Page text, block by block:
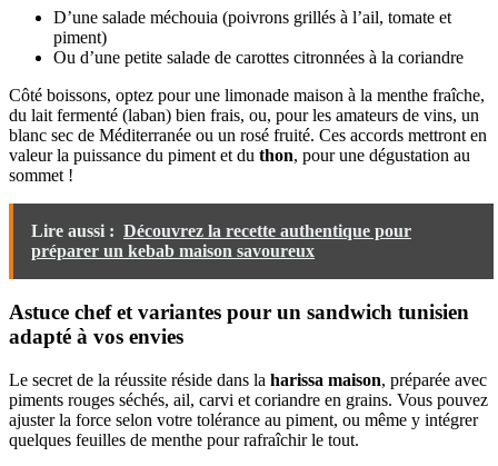
D’une salade méchouia (poivrons grillés à l’ail, tomate et
piment)
Ou d’une petite salade de carottes citronnées à la coriandre
Côté boissons, optez pour une limonade maison à la menthe fraîche,
du lait fermenté (laban) bien frais, ou, pour les amateurs de vins, un
blanc sec de Méditerranée ou un rosé fruité. Ces accords mettront en
valeur la puissance du piment et du thon, pour une dégustation au
sommet !
Lire aussi : Découvrez la recette authentique pour
préparer un kebab maison savoureux
Astuce chef et variantes pour un sandwich tunisien
adapté à vos envies
Le secret de la réussite réside dans la harissa maison, préparée avec
piments rouges séchés, ail, carvi et coriandre en grains. Vous pouvez
ajuster la force selon votre tolérance au piment, ou même y intégrer
quelques feuilles de menthe pour rafraîchir le tout.